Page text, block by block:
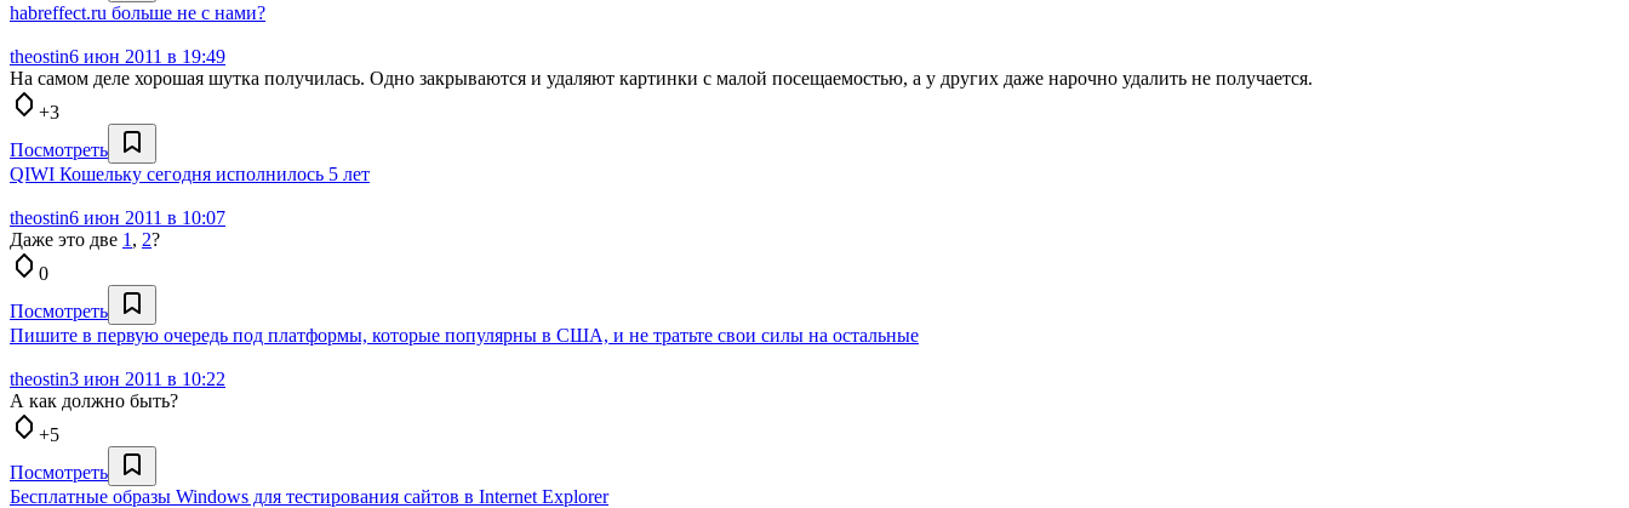
habreffect.ru больше не с нами?
theostin6 июн 2011 в 19:49
На самом деле хорошая шутка получилась. Одно закрываются и удаляют картинки с малой посещаемостью, а у других даже нарочно удалить не получается.
+3
Посмотреть
QIWI Кошельку сегодня исполнилось 5 лет
theostin6 июн 2011 в 10:07
Даже это две 1 , 2?
0
Посмотреть
Пишите в первую очередь под платформы, которые популярны в США, и не тратьте свои силы на остальные
theostin3 июн 2011 в 10:22
А как должно быть?
+5
Посмотреть
Бесплатные образы Windows для тестирования сайтов в Internet Explorer